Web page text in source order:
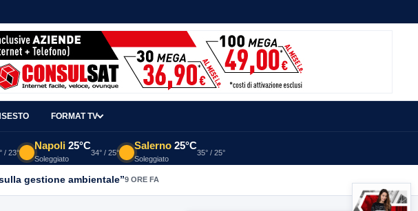
FORMAT TV
/ 23°
Napoli 25°C
Soleggiato
34° / 25°
Salerno 25°C
Soleggiato
35° / 25°
gestione ambientale”9 ORE FA